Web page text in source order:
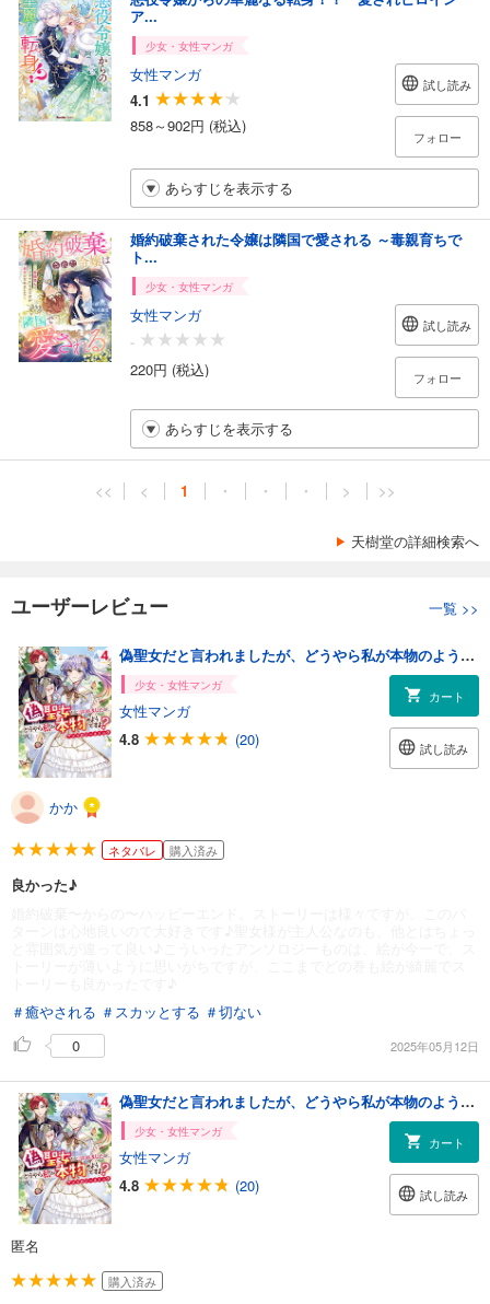
ア...
少女・女性マンガ
女性マンガ
4.1
858～902円 (税込)
試し読み
フォロー
あらすじを表示する
婚約破棄された令嬢は隣国で愛される ～毒親育ちで
ト...
少女・女性マンガ
女性マンガ
-
220円 (税込)
試し読み
フォロー
あらすじを表示する
<< < 1 ・ ・ ・ > >>
天樹堂の詳細検索へ
ユーザーレビュー 一覧 >>
偽聖女だと言われましたが、どうやら私が本物のようですよ？ アンソロジーコミック: 4
少女・女性マンガ
女性マンガ
4.8
(20)
カート
試し読み
かか
ネタバレ 購入済み
良かった♪
＃癒やされる ＃スカッとする ＃切ない
0
2025年05月12日
偽聖女だと言われましたが、どうやら私が本物のようですよ？ アンソロジーコミック: 4
少女・女性マンガ
女性マンガ
4.8
(20)
カート
試し読み
匿名
購入済み